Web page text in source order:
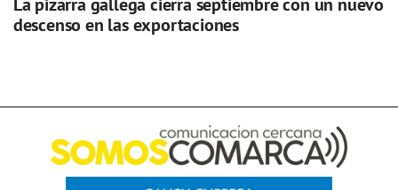
descenso en las exportaciones